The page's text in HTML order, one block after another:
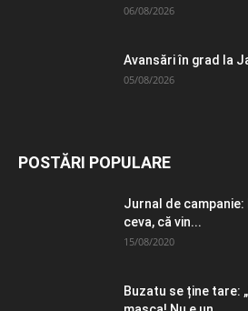
06/08/2026
Avansări în grad la
05/08/2026
POSTĂRI POPULARE
Jurnal de
ceva, că vin...
15/08/2020
Buzatu se ține tare: